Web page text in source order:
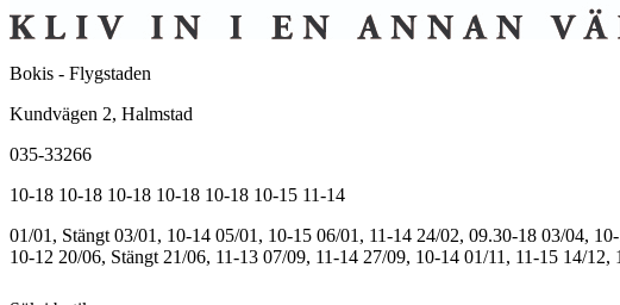
Bokis - Flygstaden
Kundvägen 2, Halmstad
035-33266
10-18 10-18 10-18 10-18 10-18 10-15 11-14
01/01, Stängt 03/01, 10-14 05/01, 10-15 06/01, 11-14 24/02, 09.30-18 03/04,
10-12 20/06, Stängt 21/06, 11-13 07/09, 11-14 27/09, 10-14 01/11, 11-15 14/12,